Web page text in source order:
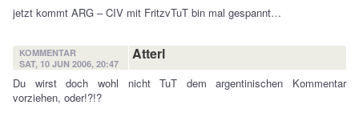
jetzt kommt ARG – CIV mit FritzvTuT bin mal gespannt…
KOMMENTAR
SAT, 10 JUN 2006, 20:47
Atterl
Du wirst doch wohl nicht TuT dem argentinischen Kommentar
vorziehen, oder!?!?